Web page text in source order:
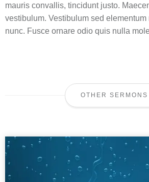
mauris convallis, tincidunt justo.
vestibulum. Vestibulum sed
nunc. Fusce ornare odio quis nulla
OTHER SERMONS